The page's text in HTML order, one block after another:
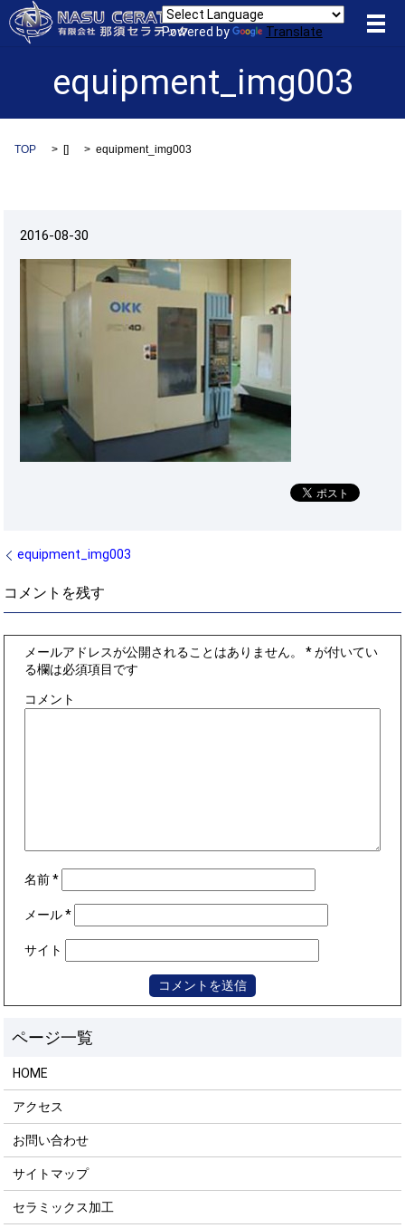
Powered by Translate メ
equipment_img003
TOP [] equipment_img003
2016-08-30
equipment_img003
コメントを残す
メールアドレスが公開されることはありません。 *が付いてい
る欄は必須項目です
コメント
名前*
メール*
サイト
HOME
アクセス
お問い合わせ
サイトマップ
セラミックス加工